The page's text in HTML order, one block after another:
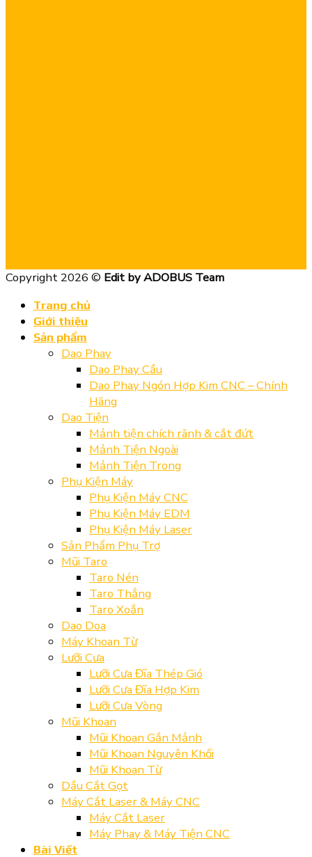
Copyright 2026 © Edit by ADOBUS Team
Trang chủ
Giới thiệu
Sản phẩm
Dao Phay
Dao Phay Cầu
Dao Phay Ngón Hợp Kim CNC – Chính
Hãng
Dao Tiện
Mảnh tiện chích rãnh & cắt đứt
Mảnh Tiện Ngoài
Mảnh Tiện Trong
Phụ Kiện Máy
Phụ Kiện Máy CNC
Phụ Kiện Máy EDM
Phụ Kiện Máy Laser
Sản Phẩm Phụ Trợ
Mũi Taro
Taro Nén
Taro Thẳng
Taro Xoắn
Dao Doa
Máy Khoan Từ
Lưỡi Cưa
Lưỡi Cưa Đĩa Thép Gió
Lưỡi Cưa Đĩa Hợp Kim
Lưỡi Cưa Vòng
Mũi Khoan
Mũi Khoan Gắn Mảnh
Mũi Khoan Nguyên Khối
Mũi Khoan Từ
Dầu Cắt Gọt
Máy Cắt Laser & Máy CNC
Máy Cắt Laser
Máy Phay & Máy Tiện CNC
Bài Viết